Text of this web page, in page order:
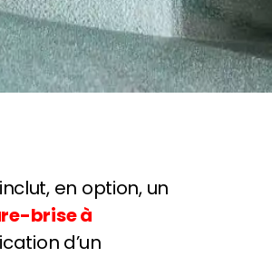
en option, un
brise à
d’un